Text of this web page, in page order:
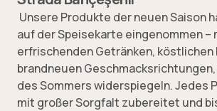
Unsere Produkte der neuen Saison
auf der Speisekarte eingenommen –
erfrischenden Getränken,
brandneuen
des Sommers widerspiegeln. Jedes
mit großer Sorgfalt zubereitet und